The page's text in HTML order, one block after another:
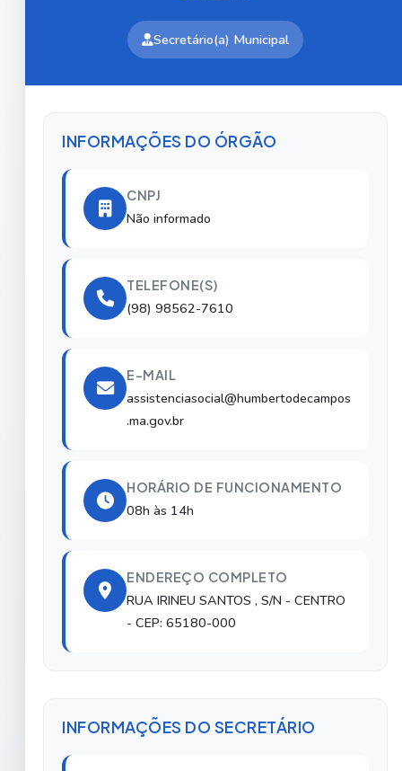
Secretário(a) Municipal
INFORMAÇÕES DO ÓRGÃO
CNPJ
Não informado
TELEFONE(S)
(98) 98562-7610
E-MAIL
assistenciasocial@humbertodecampos
.ma.gov.br
HORÁRIO DE FUNCIONAMENTO
08h às 14h
ENDEREÇO COMPLETO
RUA IRINEU SANTOS , S/N - CENTRO
- CEP: 65180-000
INFORMAÇÕES DO SECRETÁRIO